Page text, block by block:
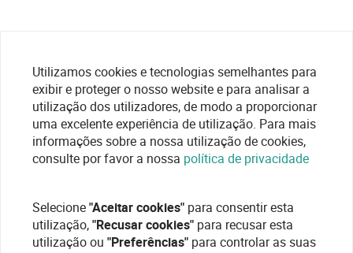
Utilizamos cookies e tecnologias semelhantes para
exibir e proteger o nosso website e para analisar a
utilização dos utilizadores, de modo a proporcionar
uma excelente experiência de utilização. Para mais
informações sobre a nossa utilização de cookies,
consulte por favor a nossa política de privacidade
Selecione"Aceitar cookies" para consentir esta
utilização,"Recusar cookies" para recusar esta
utilização ou "Preferências" para controlar as suas